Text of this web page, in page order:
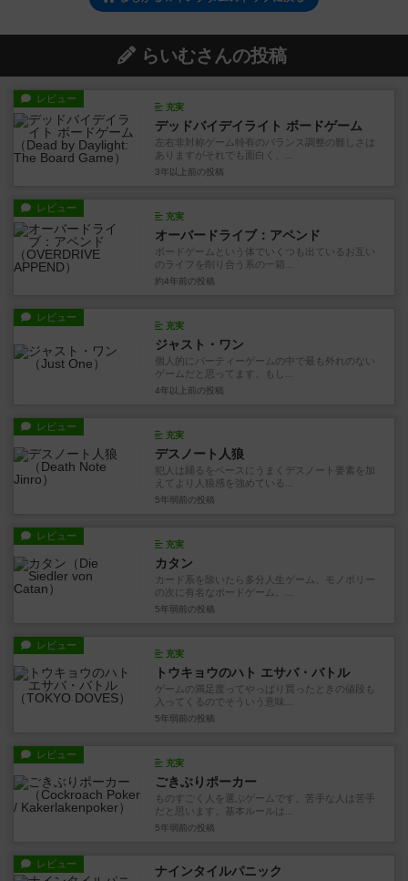
らいむさんの投稿
レビュー
充実
デッドバイデイライト ボードゲーム
左右非対称ゲーム特有のバランス調整の難しさは
ありますがそれでも面白く、...
3年以上前 の投稿
レビュー
充実
オーバードライブ：アペンド
ボードゲームという体でいくつも出ているお互い
のライフを削り合う系の一箱...
約4年前 の投稿
レビュー
充実
ジャスト・ワン
個人的にパーティーゲームの中で最も外れのない
ゲームだと思ってます。もし...
4年以上前 の投稿
レビュー
充実
デスノート人狼
犯人は踊るをベースにうまくデスノート要素を加
えてより人狼感を強めている...
5年弱前 の投稿
レビュー
充実
カタン
カード系を除いたら多分人生ゲーム、モノポリー
の次に有名なボードゲーム。...
5年弱前 の投稿
レビュー
充実
トウキョウのハト エサバ・バトル
ゲームの満足度ってやっぱり買ったときの値段も
入ってくるのでそういう意味...
5年弱前 の投稿
レビュー
充実
ごきぶりポーカー
ものすごく人を選ぶゲームです。苦手な人は苦手
だと思います。基本ルールは...
5年弱前 の投稿
レビュー ナインタイルパニック